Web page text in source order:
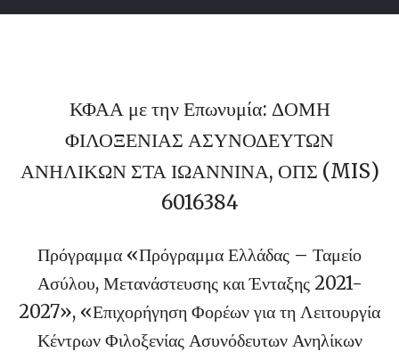
ΚΦΑΑ με την Επωνυμία: ΔΟΜΗ
ΦΙΛΟΞΕΝΙΑΣ ΑΣΥΝΟΔΕΥΤΩΝ
ΑΝΗΛΙΚΩΝ ΣΤΑ ΙΩΑΝΝΙΝΑ, ΟΠΣ (MIS)
6016384
Πρόγραμμα «Πρόγραμμα Ελλάδας – Ταμείο
Ασύλου, Μετανάστευσης και Ένταξης 2021-
2027», «Επιχορήγηση Φορέων για τη Λειτουργία
Κέντρων Φιλοξενίας Ασυνόδευτων Ανηλίκων